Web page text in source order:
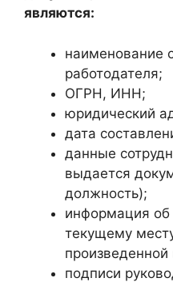
являются:
наименование
работодателя;
ОГРН, ИНН;
юридический
дата
данные
выдается
должность);
информация об
текущему
подписи